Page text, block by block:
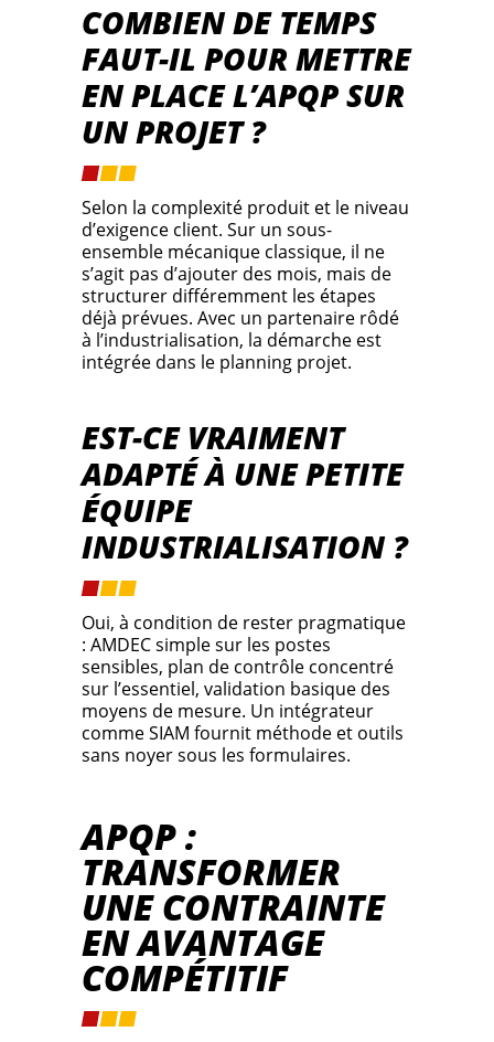
COMBIEN DE TEMPS
FAUT-IL POUR METTRE
EN PLACE L’APQP SUR
UN PROJET ?
Selon la complexité produit et le niveau
d’exigence client. Sur un sous-
ensemble mécanique classique, il ne
s’agit pas d’ajouter des mois, mais de
structurer différemment les étapes
déjà prévues. Avec un partenaire rôdé
à l’industrialisation, la démarche est
intégrée dans le planning projet.
EST-CE VRAIMENT
ADAPTÉ À UNE PETITE
ÉQUIPE
INDUSTRIALISATION ?
Oui, à condition de rester pragmatique
: AMDEC simple sur les postes
sensibles, plan de contrôle concentré
sur l’essentiel, validation basique des
moyens de mesure. Un intégrateur
comme SIAM fournit méthode et outils
sans noyer sous les formulaires.
APQP :
TRANSFORMER
UNE CONTRAINTE
EN AVANTAGE
COMPÉTITIF